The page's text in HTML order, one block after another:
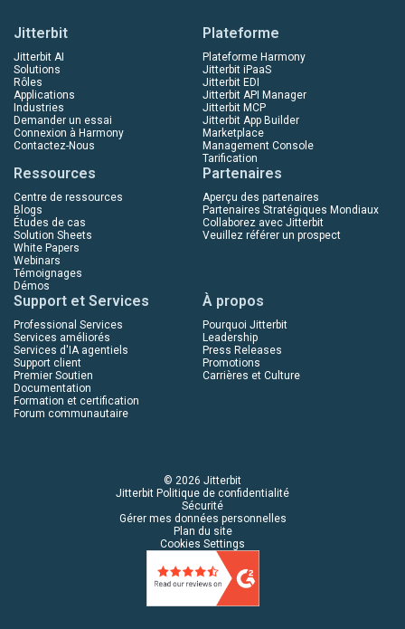
Jitterbit
Jitterbit AI
Solutions
Rôles
Applications
Industries
Demander un essai
Connexion à Harmony
Contactez-Nous
Plateforme
Plateforme Harmony
Jitterbit iPaaS
Jitterbit EDI
Jitterbit API Manager
Jitterbit MCP
Jitterbit App Builder
Marketplace
Management Console
Tarification
Ressources
Centre de ressources
Blogs
Études de cas
Solution Sheets
White Papers
Webinars
Témoignages
Démos
Partenaires
Aperçu des partenaires
Partenaires Stratégiques Mondiaux
Collaborez avec Jitterbit
Veuillez référer un prospect
Support et Services
Professional Services
Services améliorés
Services d'IA agentiels
Support client
Premier Soutien
Documentation
Formation et certification
Forum communautaire
À propos
Pourquoi Jitterbit
Leadership
Press Releases
Promotions
Carrières et Culture
© 2026 Jitterbit
Jitterbit Politique de confidentialité
Sécurité
Gérer mes données personnelles
Plan du site
Cookies Settings